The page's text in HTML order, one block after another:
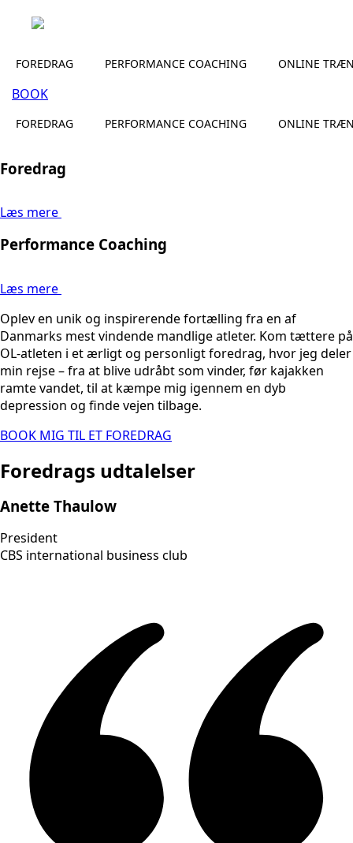
FOREDRAG PERFORMANCE COACHING ONLINE
BOOK
FOREDRAG PERFORMANCE COACHING ONLINE
Foredrag
Læs mere
Performance Coaching
Læs mere
Oplev en unik og inspirerende fortælling fra en af
Danmarks mest vindende mandlige atleter. Kom tættere på
OL-atleten i et ærligt og personligt foredrag, hvor jeg deler
min rejse – fra at blive udråbt som vinder, før kajakken
ramte vandet, til at kæmpe mig igennem en dyb
depression og finde vejen tilbage.
BOOK MIG TIL ET FOREDRAG
Foredrags udtalelser
Anette Thaulow
President
CBS international business club